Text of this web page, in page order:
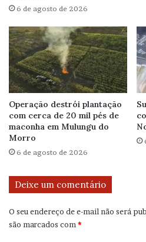
6 de agosto de 2026
Operação destrói plantação
com cerca de 20 mil pés de
maconha em Mulungu do
Morro
6 de agosto de 2026
Deixe um comentário
O seu endereço de e-mail não será
são marcados com *